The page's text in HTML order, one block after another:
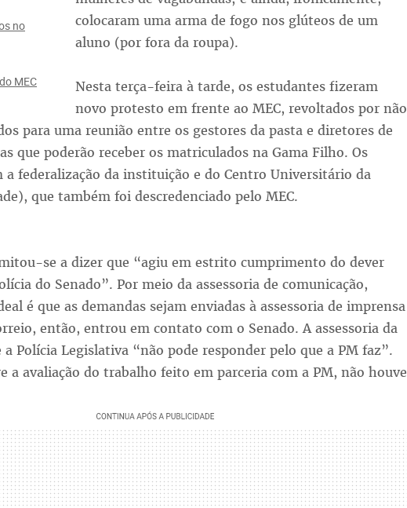
no
MEC
colocaram uma arma de fogo nos glúteos de um
aluno (por fora da roupa).
Nesta terça-feira à tarde, os estudantes fizeram
novo protesto em frente ao MEC, revoltados por não
para uma reunião entre os gestores da pasta e diretores de
que poderão receber os matriculados na Gama Filho. Os
a federalização da instituição e do Centro Universitário da
que também foi descredenciado pelo MEC.
se a dizer que “agiu em estrito cumprimento do dever
do Senado”. Por meio da assessoria de comunicação,
é que as demandas sejam enviadas à assessoria de imprensa
então, entrou em contato com o Senado. A assessoria da
Polícia Legislativa “não pode responder pelo que a PM faz”.
a avaliação do trabalho feito em parceria com a PM, não houve